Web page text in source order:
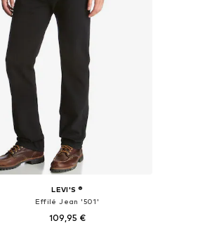
LEVI'S ®
Effilé Jean '501'
109,95 €